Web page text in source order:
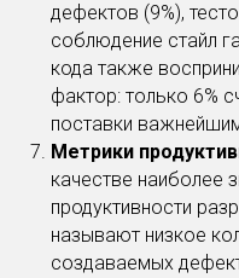
дефектов (9%),
соблюдение стайл
кода также
фактор: только 6%
поставки
Метрики
качестве наиболее
продуктивности
называют низкое
создаваемых